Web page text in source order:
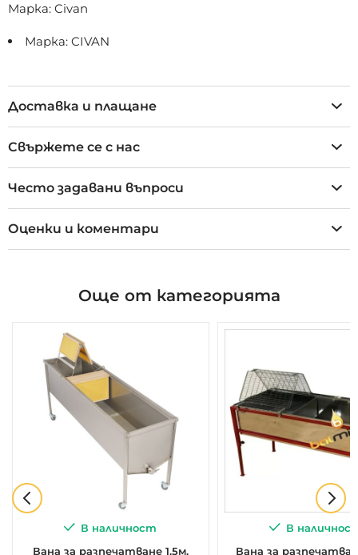
Марка: Civan
Марка: CIVAN
Доставка и плащане
Свържете се с нас
Често задавани въпроси
Оценки и коментари
Още от категорията
В наличност
Вана за разпечатване 1.5м,
В
Вана за